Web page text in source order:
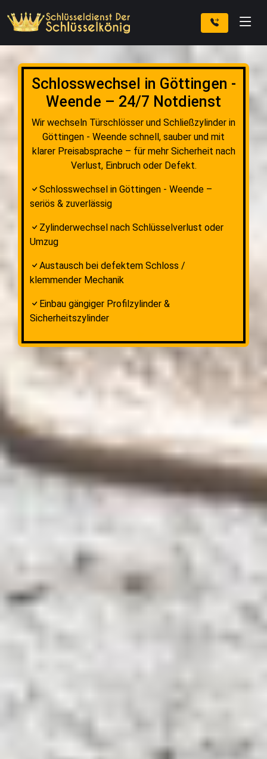
Schlosswechsel in Göttingen -
Weende – 24/7 Notdienst
Wir wechseln Türschlösser und Schließzylinder in
Göttingen - Weende schnell, sauber und mit
klarer Preisabsprache – für mehr Sicherheit nach
Verlust, Einbruch oder Defekt.
Schlosswechsel in Göttingen - Weende –
seriös & zuverlässig
Zylinderwechsel nach Schlüsselverlust oder
Umzug
Austausch bei defektem Schloss /
klemmender Mechanik
Einbau gängiger Profilzylinder &
Sicherheitszylinder